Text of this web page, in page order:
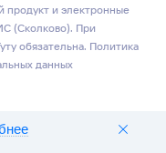
продукт и электронные
(Сколково). При
обязательна. Политика
данных